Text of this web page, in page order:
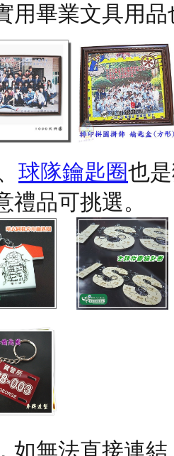
用畢業文具用
球隊鑰匙圈也
禮品可挑選。
如無法直接連